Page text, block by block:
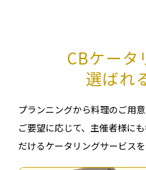
CBケータ
選ばれ
プランニングから料理のご⽤
ご要望に応じて、 主催者様に
だけるケータリングサービスを